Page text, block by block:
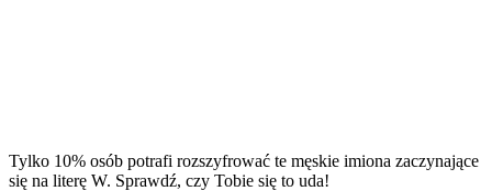
Tylko 10% osób potrafi rozszyfrować te męskie imiona zaczynające
się na literę W. Sprawdź, czy Tobie się to uda!